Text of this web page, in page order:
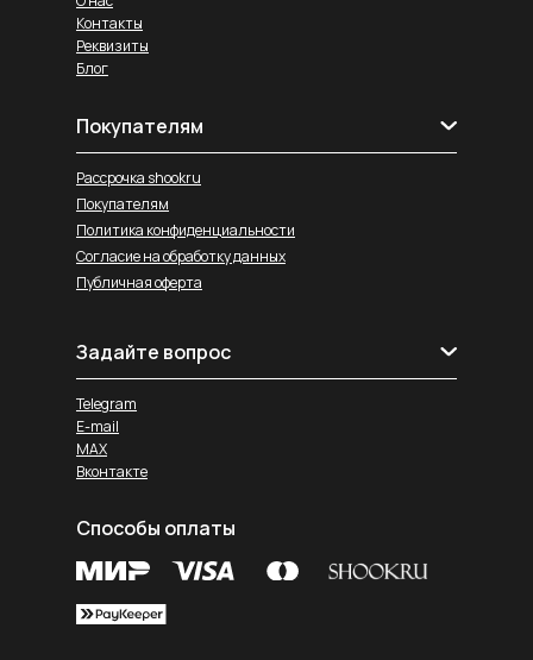
Реквизиты
Блог
Контакты
Покупателям
Рассрочка shookru
Покупателям
Политика конфиденциальности
Согласие на обработку данных
Публичная оферта
Задайте вопрос
Telegram
E-mail
MAX
Вконтакте
Способы оплаты